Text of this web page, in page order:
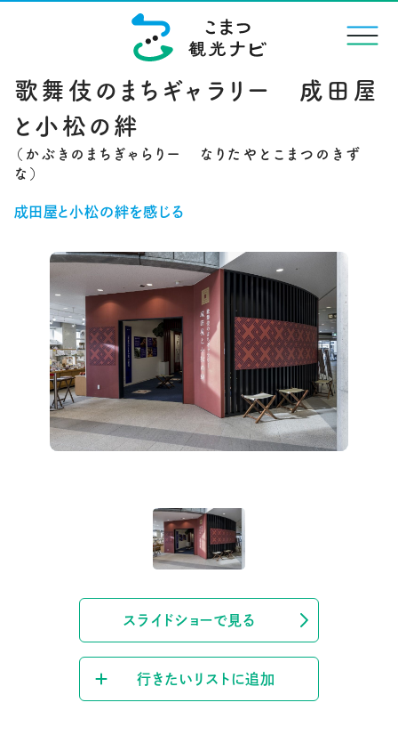
menu
歌舞伎のまちギャラリー 成田屋
と小松の絆
成田屋と小松の絆を感じる
スライドショーで見る
行きたいリストに追加